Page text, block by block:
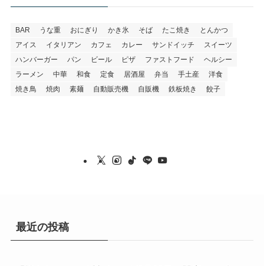
BAR うな重 おにぎり かき氷 そば たこ焼き
とんかつ
アイス
イタリアン カフェ カレー サンドイッチ
スイーツ
ハンバーガー
パン ビール ピザ ファストフード
ヘルシー
ラーメン
中華 和食 定食 居酒屋 弁当 手土産
洋食
焼き鳥
焼肉 素麺 自動販売機 自販機 鉄板焼き 餃子
最近の投稿